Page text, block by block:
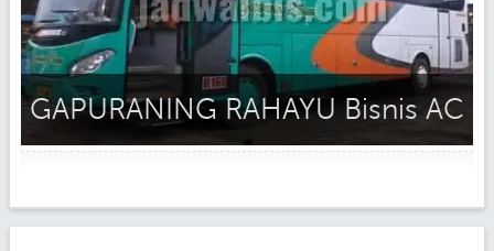
GAPURANING RAHAYU Bisnis AC